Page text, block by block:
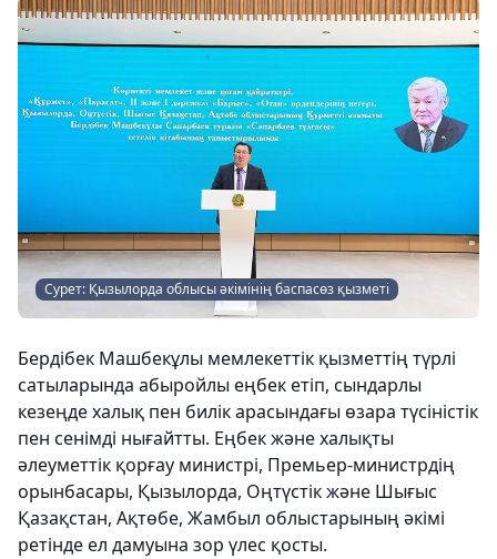
Сурет: Қызылорда облысы әкімінің баспасөз қызметі
Бердібек Машбекұлы мемлекеттік қызметтің түрлі
сатыларында абыройлы еңбек етіп, сындарлы
кезеңде халық пен билік арасындағы өзара түсіністік
пен сенімді нығайтты. Еңбек және халықты
әлеуметтік қорғау министрі, Премьер-министрдің
орынбасары, Қызылорда, Оңтүстік және Шығыс
Қазақстан, Ақтөбе, Жамбыл облыстарының әкімі
ретінде ел дамуына зор үлес қосты.